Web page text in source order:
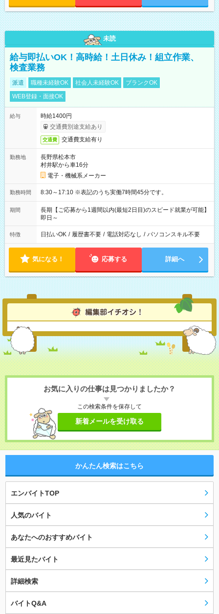
未読
給与即払いOK！高時給！土日休み！組立作業、
検査業務
派遣 職種未経験OK 社会人未経験OK
ブランクOK
WEB登録・面接OK
給与
時給1400円
交通費別途支給あり
交通費 交通費支給有り
勤務地
長野県松本市
村井駅から車16分
電子・機械系メーカー
勤務時間 8:30～17:10 ※表記のうち実働7時間45分です。
期間
長期【ご応募から1週間以内(最短2日目)のスピード就業が可能】
即日～
特徴 日払いOK / 履歴書不要 / 電話対応なし / パソコンスキル不要
気になる！ 応募する 詳細へ
お気に入りの仕事は見つかりましたか？
この検索条件を保存して
新着メールを受け取る
かんたん検索はこちら
エンバイトTOP
人気のバイト
あなたへのおすすめバイト
最近見たバイト
詳細検索
バイトQ&A